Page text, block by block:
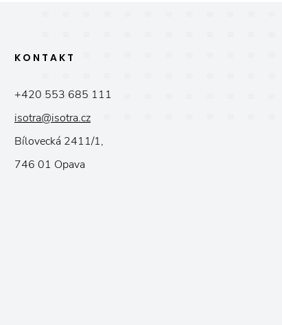
KONTAKT
+420 553 685 111
isotra@isotra.cz
Bílovecká 2411/1,
746 01 Opava